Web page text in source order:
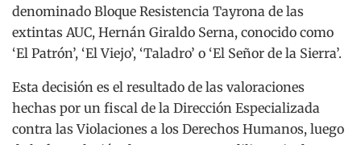
denominado Bloque Resistencia Tayrona de las
extintas AUC, Hernán Giraldo Serna, conocido como
‘El Patrón’, ‘El Viejo’, ‘Taladro’ o ‘El Señor de la Sierra’.
Esta decisión es el resultado de las valoraciones
hechas por un fiscal de la Dirección Especializada
contra las Violaciones a los Derechos Humanos, luego